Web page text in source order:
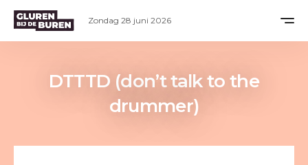
DTTTD (don’t talk to the
drummer)
Zondag 28 juni 2026